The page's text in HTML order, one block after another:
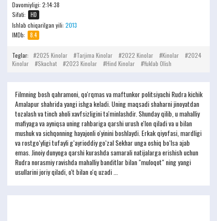
Davomiyligi: 2:14:38
Sifati:
HD
Ishlab chiqarilgan yili: 2013
IMDb:
8.4
Teglar: 2025 Kinolar Tarjima Kinolar 2022 Kinolar Kinolar
2024
Kinolar
Skachat 2023 Kinolar Hind Kinolar Yuklab Olish
Filmning bosh qahramoni, qo'rqmas va maftunkor politsiyachi Rudra kichik
Amalapur shahrida yangi ishga keladi. Uning maqsadi shaharni jinoyatdan
tozalash va tinch aholi xavfsizligini ta'minlashdir. Shunday qilib, u mahalliy
mafiyaga va ayniqsa uning rahbariga qarshi urush e'lon qiladi va u bilan
mushuk va sichqonning hayajonli o'yinini boshlaydi. Erkak qiyofasi, mardligi
va rostgo‘yligi tufayli g‘ayrioddiy go‘zal Sekhar unga oshiq bo‘lsa ajab
emas. Jinoiy dunyoga qarshi kurashda samarali natijalarga erishish uchun
Rudra norasmiy ravishda mahalliy banditlar bilan "muloqot" ning yangi
usullarini joriy qiladi, o't bilan o'q uzadi ...